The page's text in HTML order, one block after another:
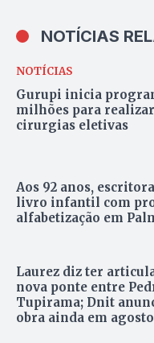
NOTÍCIAS
NOTÍCIAS
Gurupi inicia
milhões para realizar
cirurgias eletivas
Aos 92 anos,
livro infantil com
alfabetização em
Laurez diz ter
nova ponte entre
Tupirama; Dnit
obra ainda em agosto